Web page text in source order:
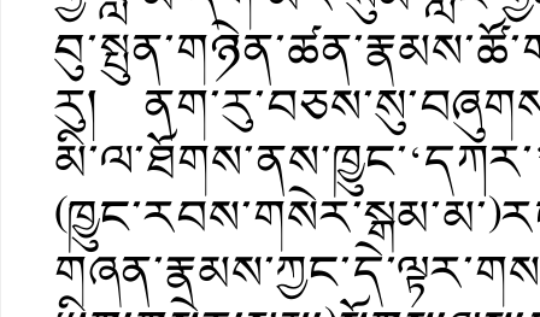
རུ།